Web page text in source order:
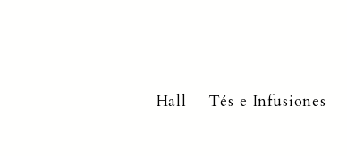
Hall Tés e Infusiones